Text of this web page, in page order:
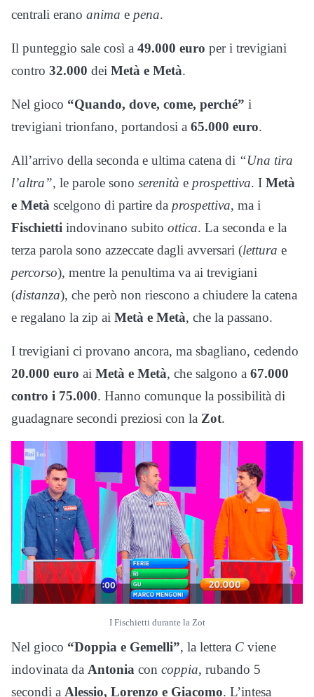
centrali erano anima e pena.
Il punteggio sale così a 49.000 euro per i trevigiani
contro 32.000 dei Metà e Metà.
Nel gioco “Quando, dove, come, perché” i
trevigiani trionfano, portandosi a 65.000 euro.
All’arrivo della seconda e ultima catena di “Una tira
l’altra”, le parole sono serenità e prospettiva. I Metà
e Metà scelgono di partire da prospettiva, ma i
Fischietti indovinano subito ottica. La seconda e la
terza parola sono azzeccate dagli avversari (lettura e
percorso), mentre la penultima va ai trevigiani
(distanza), che però non riescono a chiudere la catena
e regalano la zip ai Metà e Metà, che la passano.
I trevigiani ci provano ancora, ma sbagliano, cedendo
20.000 euro ai Metà e Metà, che salgono a 67.000
contro i 75.000. Hanno comunque la possibilità di
guadagnare secondi preziosi con la Zot.
I Fischietti durante la Zot
Nel gioco “Doppia e Gemelli”, la lettera C viene
indovinata da Antonia con coppia, rubando 5
secondi a Alessio, Lorenzo e Giacomo. L’intesa